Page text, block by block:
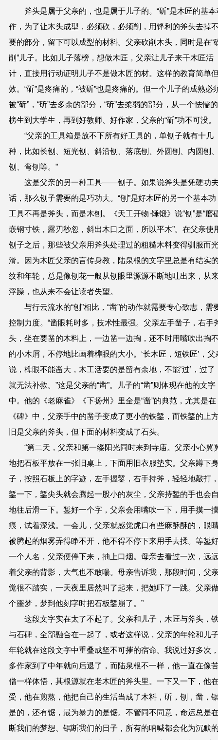
斧头是属于父亲的，也是属于儿子的。“斫”是木匠的基本
作，为了让木头成型，必须砍，必须削，用锋利的斧头去掉
要的部分，留下可以成型的材料。父亲砍削木头，同时是在“
削”儿子。比如儿子落榜，想做木匠，父亲让儿子来干木匠活
计，直接用行动证明儿子不是做木匠的材。这样的教育简单
效。“斫”是疼痛的，“被斫”也是疼痛的。但一个儿子的成熟必
被“斫”，“斫”去多余的部分，“斫”去柔弱的部分，从一个怯懦
榜生到大学生，再到好教师、好作家，父亲的“斫”功不可没。
“父亲的工具箱是放不下所有好工具的，单刨子就有十几
种，比如长刨、短光刨、斜沿刨、落底刨、外圆刨、内圆刨
刨、弯刨等。”
这是父亲的另一种工具——刨子。如果说斧头是凭硬功
话，那么刨子需要的是巧功夫。“刨”是好木匠的另一个基本功
工具不再是斧头，而是木刨。《天工开物·锤锻》说“刨”是“磨
嵌钢寸铁，露刃秒忽，斜出木口之面，所以平木”。在父亲使
刨子之后，那些被父亲用斧头处理过的粗糙木料变得驯服而
滑。因为木匠父亲的言传身教，陆泉根的文字里总是有结实
纹和年轮，总是像刨花一般从刨眼里源源不断地吐出来，从
浮躁，也从来不会让读者失望。
与行云流水的“刨”相比，“凿”的动作就需要专心致志，需
控制力度。“凿眼耗时多，技术性最强。父亲左手凿子，右手
头，坐在要凿的木料上，一边凿一边掏，还不时用嘴吹出掏
的小木屑，不停地比画着榫眼的大小。‘长木匠，短铁匠’，父
说，榫眼不能凿大，木工活要的是留有余地，不能‘过’，过了
就无法补救。”这是父亲的“凿”。儿子的“凿”则体现在他的文字
中。他的《老麻雀》《下扬州》里全是“凿”的典范，尤其是在
《碑》中，父亲手中的凿子变成了更小的铁錾，而铁錾的上
旧是父亲的斧头，但下面的材料变成了石头。
“第二天，父亲和第一缕阳光同时来到寺庙。父亲小心翼
地把石板平放在一张旧桌上，下面用旧衣服垫实。父亲蹲下
子，按照石板上的字迹，左手握錾，右手持斧，轻轻地敲打
錾一下，錾尖头就会腾起一股小的灰尘，父亲持錾的手也会
地往后滑一下。錾好一个字，父亲会用嘴吹一下，用手摸一
痕，试着深浅。一会儿，父亲就感觉虎口有些麻酥酥的，眼
被腾起的烟雾弄得睁不开，他不得不停下来用手去揉。等錾
一个人名，父亲便停下来，抽上口烟。母亲去看过一次，远
着父亲的背影，大气也不敢喘。母亲告诉我，那段时间，父
觉很不踏实，一天夜里居然叫了起来，把她吓了一跳。父亲
个噩梦，梦到他刻字时把石板錾崩了。”
这段文字实在太了不起了。父亲和儿子，木匠与斧头，
与石碑，全部融合在一起了，或者这样说，父亲的年轮和儿
年轮就在这段文字中重叠成坚不可摧的宿命。我说过好多次
多作家到了中年就向后退了，而陆泉根不一样，他一直在像
僧一样体悟，其根源就在老木匠的斧头里。一下又一下，他
受，他在煎熬，他把自己的生活当成了木料，斫，刨，凿，
是的，还有锯，最为暴力的是锯。不管同不同意，命运总是
断我们的梦想、锯断我们的日子，所有的呐喊都会化为沉默